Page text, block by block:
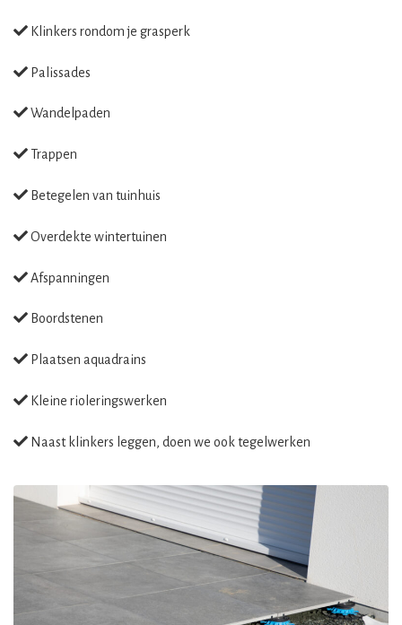
Klinkers rondom je grasperk
Palissades
Wandelpaden
Trappen
Betegelen van tuinhuis
Overdekte wintertuinen
Afspanningen
Boordstenen
Plaatsen aquadrains
Kleine rioleringswerken
Naast klinkers leggen, doen we ook tegelwerken